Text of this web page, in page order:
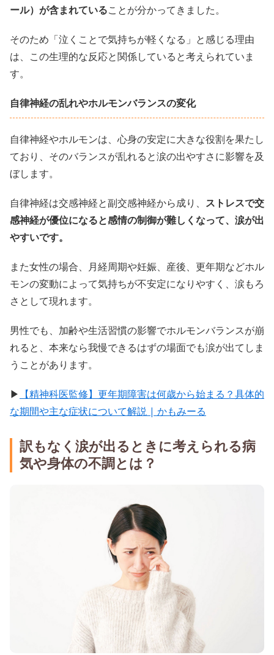
ール）が含まれていることが分かってきました。
そのため「泣くことで気持ちが軽くなる」と感じる理由
は、この生理的な反応と関係していると考えられていま
す。
自律神経の乱れやホルモンバランスの変化
自律神経やホルモンは、心身の安定に大きな役割を果たし
ており、そのバランスが乱れると涙の出やすさに影響を及
ぼします。
自律神経は交感神経と副交感神経から成り、 ストレスで交
感神経が優位になると感情の制御が難しくなって、涙が出
やすいです。
また女性の場合、月経周期や妊娠、産後、更年期などホル
モンの変動によって気持ちが不安定になりやすく、涙もろ
さとして現れます。
男性でも、加齢や生活習慣の影響でホルモンバランスが崩
れると、本来なら我慢できるはずの場面でも涙が出てしま
うことがあります。
▶ 【精神科医監修】更年期障害は何歳から始まる？具体的
な期間や主な症状について解説 | かもみーる
訳もなく涙が出るときに考えられる病
気や身体の不調とは？